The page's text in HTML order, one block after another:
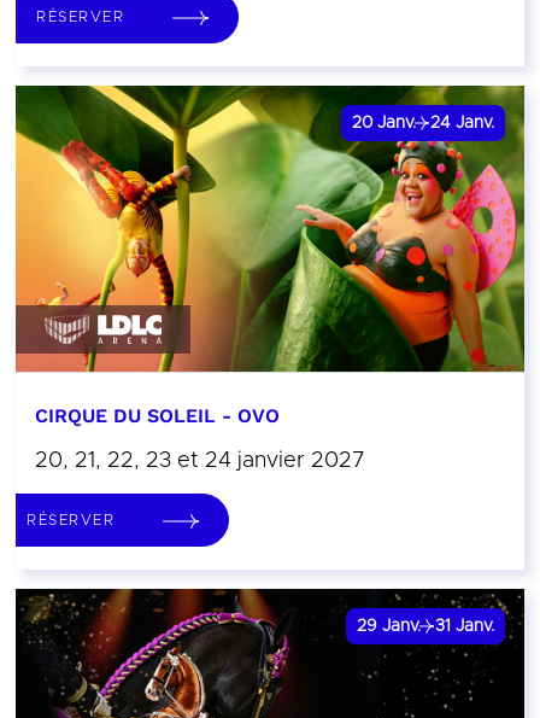
RÉSERVER
20 Janv. 24 Janv.
CIRQUE DU SOLEIL - OVO
20, 21, 22, 23 et 24 janvier 2027
RÉSERVER
29 Janv. 31 Janv.